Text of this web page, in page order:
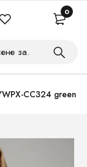
CC324 green
0